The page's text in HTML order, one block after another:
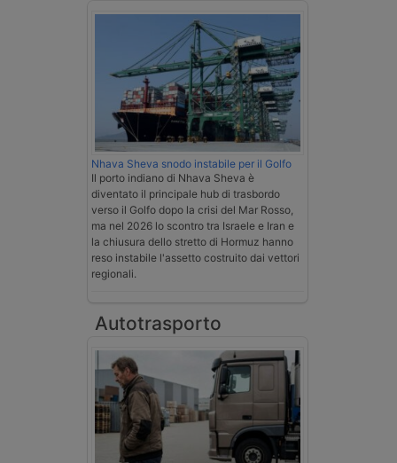
Nhava Sheva snodo instabile per il Golfo
Il porto indiano di Nhava Sheva è
diventato il principale hub di trasbordo
verso il Golfo dopo la crisi del Mar Rosso,
ma nel 2026 lo scontro tra Israele e Iran e
la chiusura dello stretto di Hormuz hanno
reso instabile l'assetto costruito dai vettori
regionali.
Autotrasporto